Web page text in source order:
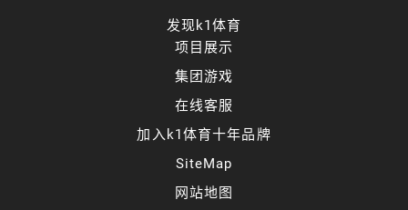
发现k1体育
项目展示
集团游戏
在线客服
加入k1体育十年品牌
SiteMap
网站地图